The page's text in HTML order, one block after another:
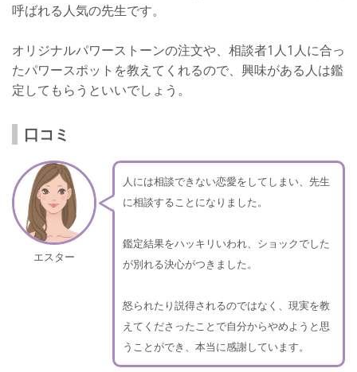
呼ばれる人気の先生です。
オリジナルパワーストーンの注文や、相談者1人1人に合っ
たパワースポットを教えてくれるので、興味がある人は鑑
定してもらうといいでしょう。
口コミ
エスター
人には相談できない恋愛をしてしまい、先生
に相談することになりました。
鑑定結果をハッキリいわれ、ショックでした
が別れる決心がつきました。
怒られたり説得されるのではなく、現実を教
えてくださったことで自分からやめようと思
うことができ、本当に感謝しています。